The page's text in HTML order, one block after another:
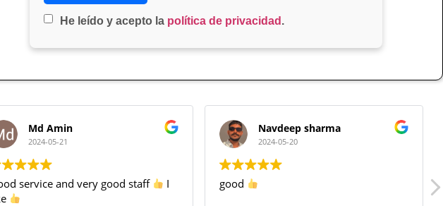
He leído y acepto la política de privacidad .
Md Amin
2024-05-21
service and very good staff
I
Navdeep sharma
2024-05-20
good